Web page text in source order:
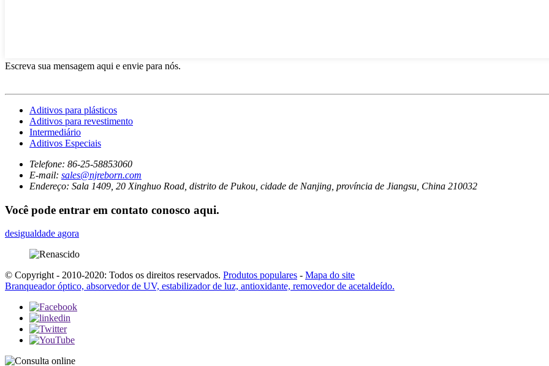
Escreva sua mensagem aqui e envie para nós.
Aditivos para plásticos
Aditivos para revestimento
Intermediário
Aditivos Especiais
Telefone: 86-25-58853060
E-mail: sales@njreborn.com
Endereço: Sala 1409, 20 Xinghuo Road, distrito de Pukou, cidade de Nanjing, província de Jiangsu, China 210032
Você pode entrar em contato conosco aqui.
desigualdade agora
© Copyright - 2010-2020: Todos os direitos reservados. Produtos populares - Mapa do site
Branqueador óptico, absorvedor de UV, estabilizador de luz, antioxidante, removedor de acetaldeído.